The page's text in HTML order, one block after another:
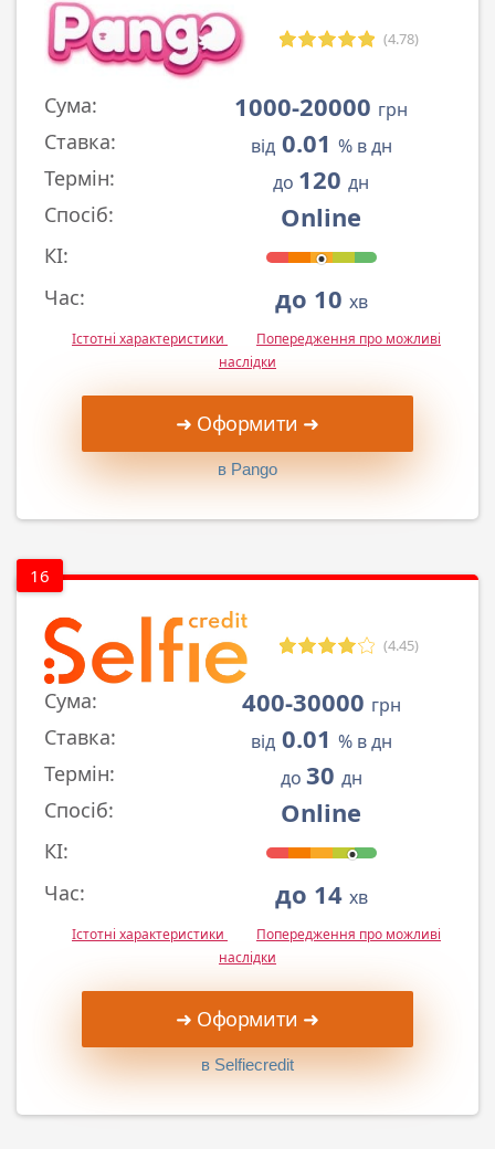
(4.78)
Сума: 1000-20000 грн
Ставка: від0.01 % в дн
Термін: до 120 дн
Спосіб: Online
КІ:
Час:
до 10 хв
Істотні характеристики
Попередження про можливі
наслідки
➜ Оформити ➜
в Pango
16
(4.45)
Сума: 400-30000 грн
Ставка: від0.01 % в дн
Термін: до 30 дн
Спосіб: Online
КІ:
Час:
до 14 хв
Істотні характеристики
Попередження про можливі
наслідки
➜ Оформити ➜
в Selfiecredit